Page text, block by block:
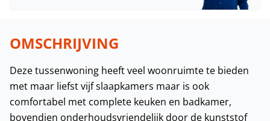
OMSCHRIJVING
Deze tussenwoning heeft veel woonruimte te bieden
met maar liefst vijf slaapkamers maar is ook
comfortabel met complete keuken en badkamer,
bovendien onderhoudsvriendelijk door de kunststof